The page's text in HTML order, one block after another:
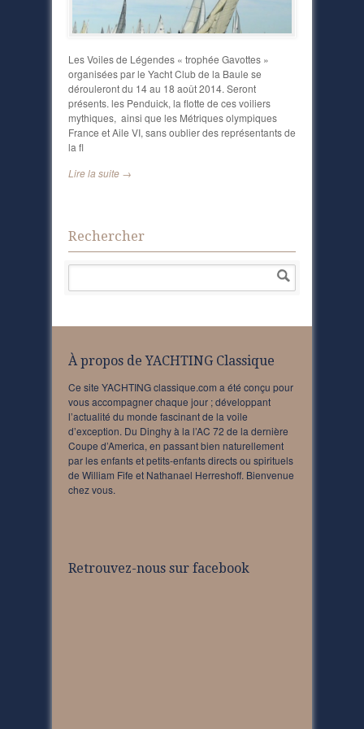
Les Voiles de Légendes « trophée Gavottes »
organisées par le Yacht Club de la Baule se
dérouleront du 14 au 18 août 2014. Seront
présents. les Penduick, la flotte de ces voiliers
mythiques, ainsi que les Métriques olympiques
France et Aile VI, sans oublier des représentants de
la fl
Lire la suite →
Rechercher
À propos de YACHTING Classique
Ce site YACHTING classique.com a été conçu pour
vous accompagner chaque jour ; développant
l’actualité du monde fascinant de la voile
d’exception. Du Dinghy à la l’AC 72 de la dernière
Coupe d’America, en passant bien naturellement
par les enfants et petits-enfants directs ou spirituels
de William Fife et Nathanael Herreshoff. Bienvenue
chez vous.
Retrouvez-nous sur facebook